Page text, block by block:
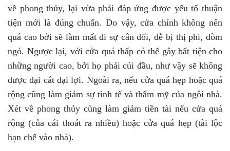
về phong thủy, lại vừa phải đáp ứng được yếu tố thuận
tiện mới là đúng chuẩn. Do vậy, cửa chính không nên
quá cao bởi sẽ làm mất đi sự cân đối, dễ bị thị phi, dòm
ngó. Ngược lại, với cửa quá thấp có thể gây bất tiện cho
những người cao, bởi họ phải cúi đầu, như vậy sẽ không
được đại cát đại lợi. Ngoài ra, nếu cửa quá hẹp hoặc quá
rộng cũng làm giảm sự tinh tế và thẩm mỹ của ngôi nhà.
Xét về phong thủy cũng làm giảm tiền tài nếu cửa quá
rộng (của cái thoát ra nhiều) hoặc cửa quá hẹp (tài lộc
hạn chế vào nhà).